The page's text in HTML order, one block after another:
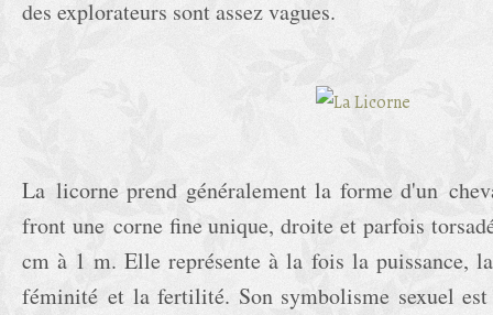
des explorateurs sont assez vagues.
La licorne prend généralement la forme d'un
front une corne fine unique, droite et parfois
cm à 1 m. Elle représente à la fois la puissance,
féminité et la fertilité. Son symbolisme sexuel